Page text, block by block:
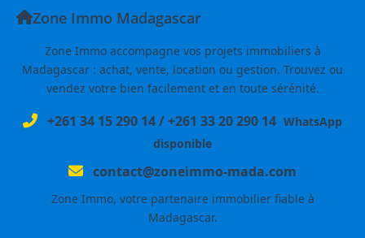
Zone Immo Madagascar
Zone Immo accompagne vos projets immobiliers à
Madagascar : achat, vente, location ou gestion. Trouvez ou
vendez votre bien facilement et en toute sérénité.
+261 34 15 290 14/+261 33 20 290 14 WhatsApp
disponible
contact@zoneimmo-mada.com
Zone Immo, votre partenaire immobilier fiable à
Madagascar.